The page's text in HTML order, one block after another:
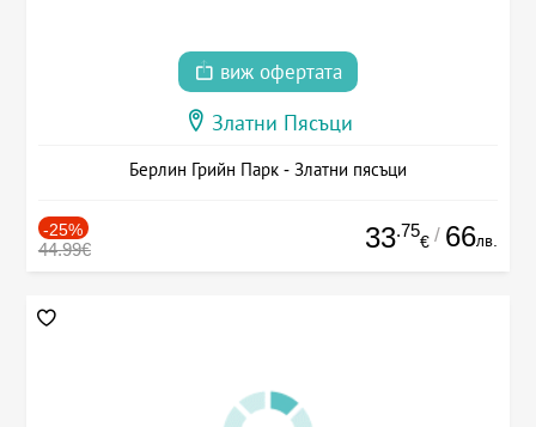
виж офертата
Златни Пясъци
Берлин Грийн Парк - Златни пясъци
-25%
44.99€ 33.75
€ / 66лв.